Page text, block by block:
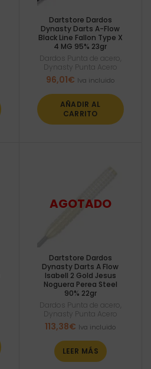
Dartstore Dardos
Dynasty Darts A-Flow
Black Line Fallon Type X
4 MG 95% 23gr
Dardos Punta de acero
Dynasty Punta Acero
96,01€ Iva incluido
AÑADIR AL
CARRITO
Dartstore Dardos
Dynasty Darts A Flow
Isabell 2 Gold Jesus
Noguera Perea Steel
90% 22gr
Dardos Punta de acero
Dynasty Punta Acero
113,38€ Iva incluido
LEER MÁS